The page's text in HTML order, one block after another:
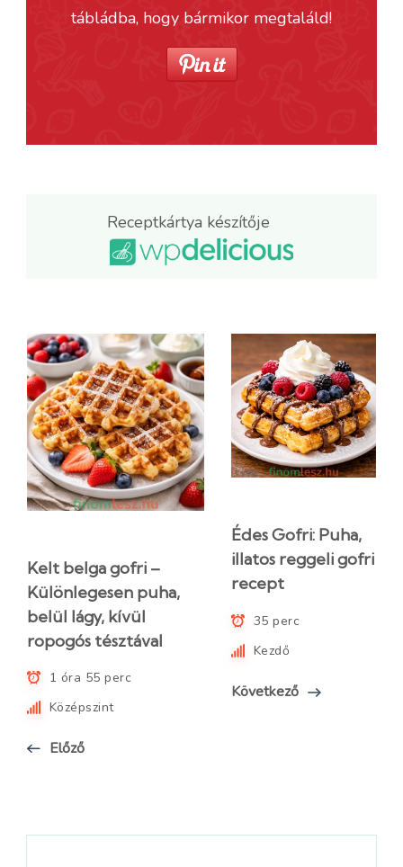
tábládba, hogy bármikor megtaláld!
Receptkártya készítője
Kelt belga gofri –
Különlegesen puha,
belül lágy, kívül
ropogós tésztával
1 óra 55 perc
Középszint
Előző
Édes Gofri: Puha,
illatos reggeli gofri
recept
35 perc
Kezdő
Következő